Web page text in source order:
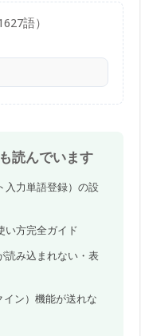
語）
読んでいます
入力単語登録）の設
い方完全ガイド
読み込まれない・表
イン）機能が送れな